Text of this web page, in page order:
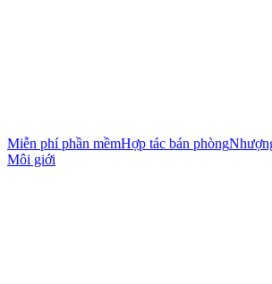
Miễn phí phần mềmHợp tác bán phòng
Môi giới